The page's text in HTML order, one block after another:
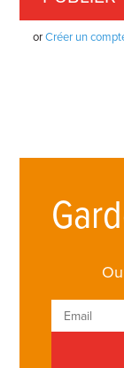
orCréer un